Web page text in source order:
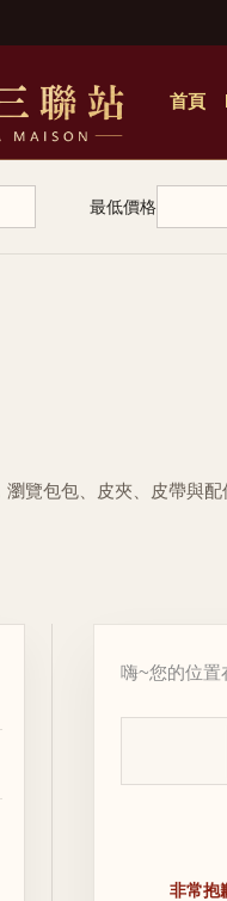
首頁
最低價格
覽包包、皮夾、皮帶與配
嗨~您的位置
非常抱